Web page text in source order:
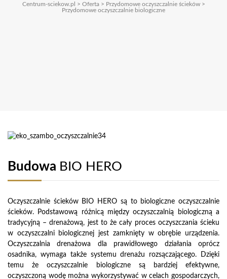
Centrum-sciekow.pl > Oferta> Przydomowe oczyszczalnie ścieków>
Przydomowe oczyszczalnie biologiczne
Budowa BIO HERO
Oczyszczalnie ścieków BIO HERO są to biologiczne oczyszczalnie
ścieków. Podstawową różnicą między oczyszczalnią biologiczną a
tradycyjną – drenażową, jest to że cały proces oczyszczania ścieku
w oczyszczalni biologicznej jest zamknięty w obrębie urządzenia.
Oczyszczalnia drenażowa dla prawidłowego działania oprócz
osadnika, wymaga także systemu drenażu rozsączającego. Dzięki
temu że oczyszczalnie biologiczne są bardziej efektywne,
oczyszczoną wodę można wykorzystywać w celach gospodarczych,